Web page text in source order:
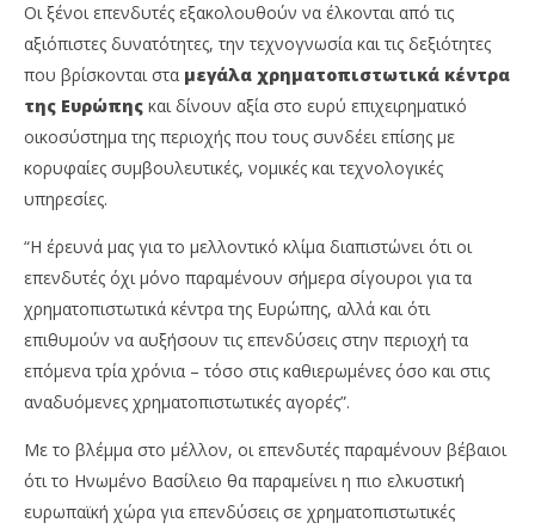
Οι ξένοι επενδυτές εξακολουθούν να έλκονται από τις
αξιόπιστες δυνατότητες, την τεχνογνωσία και τις δεξιότητες
που βρίσκονται στα μεγάλα χρηματοπιστωτικά κέντρα
της Ευρώπης και δίνουν αξία στο ευρύ επιχειρηματικό
οικοσύστημα της περιοχής που τους συνδέει επίσης με
κορυφαίες συμβουλευτικές, νομικές και τεχνολογικές
υπηρεσίες.
“Η έρευνά μας για το μελλοντικό κλίμα διαπιστώνει ότι οι
επενδυτές όχι μόνο παραμένουν σήμερα σίγουροι για τα
χρηματοπιστωτικά κέντρα της Ευρώπης, αλλά και ότι
επιθυμούν να αυξήσουν τις επενδύσεις στην περιοχή τα
επόμενα τρία χρόνια – τόσο στις καθιερωμένες όσο και στις
αναδυόμενες χρηματοπιστωτικές αγορές”.
Με το βλέμμα στο μέλλον, οι επενδυτές παραμένουν βέβαιοι
ότι το Ηνωμένο Βασίλειο θα παραμείνει η πιο ελκυστική
ευρωπαϊκή χώρα για επενδύσεις σε χρηματοπιστωτικές